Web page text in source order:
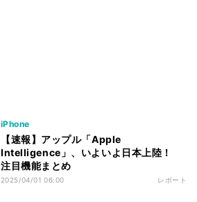
iPhone
【速報】アップル「Apple
Intelligence」、いよいよ日本上陸！
注目機能まとめ
2025/04/01 06:00 レポート